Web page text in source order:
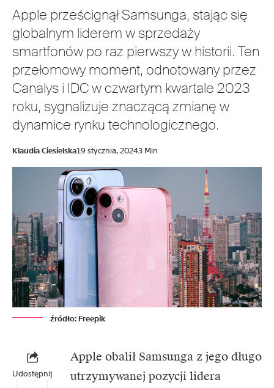
Apple prześcignął Samsunga, stając się
globalnym liderem w sprzedaży
smartfonów po raz pierwszy w historii. Ten
przełomowy moment, odnotowany przez
Canalys i IDC w czwartym kwartale 2023
roku, sygnalizuje znaczącą zmianę w
dynamice rynku technologicznego.
Klaudia Ciesielska19 stycznia, 20243 Min
źródło: Freepik
Udostępnij
Apple obalił Samsunga z jego długo
utrzymywanej pozycji lidera